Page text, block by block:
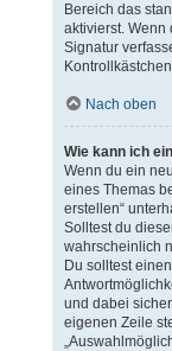
Bereich das
aktivierst.
Signatur
Nach oben
Wie kann ich
Wenn du ein
eines Themas
erstellen“
Solltest du
wahrscheinlich
Du solltest
und dabei
eigenen Zeile